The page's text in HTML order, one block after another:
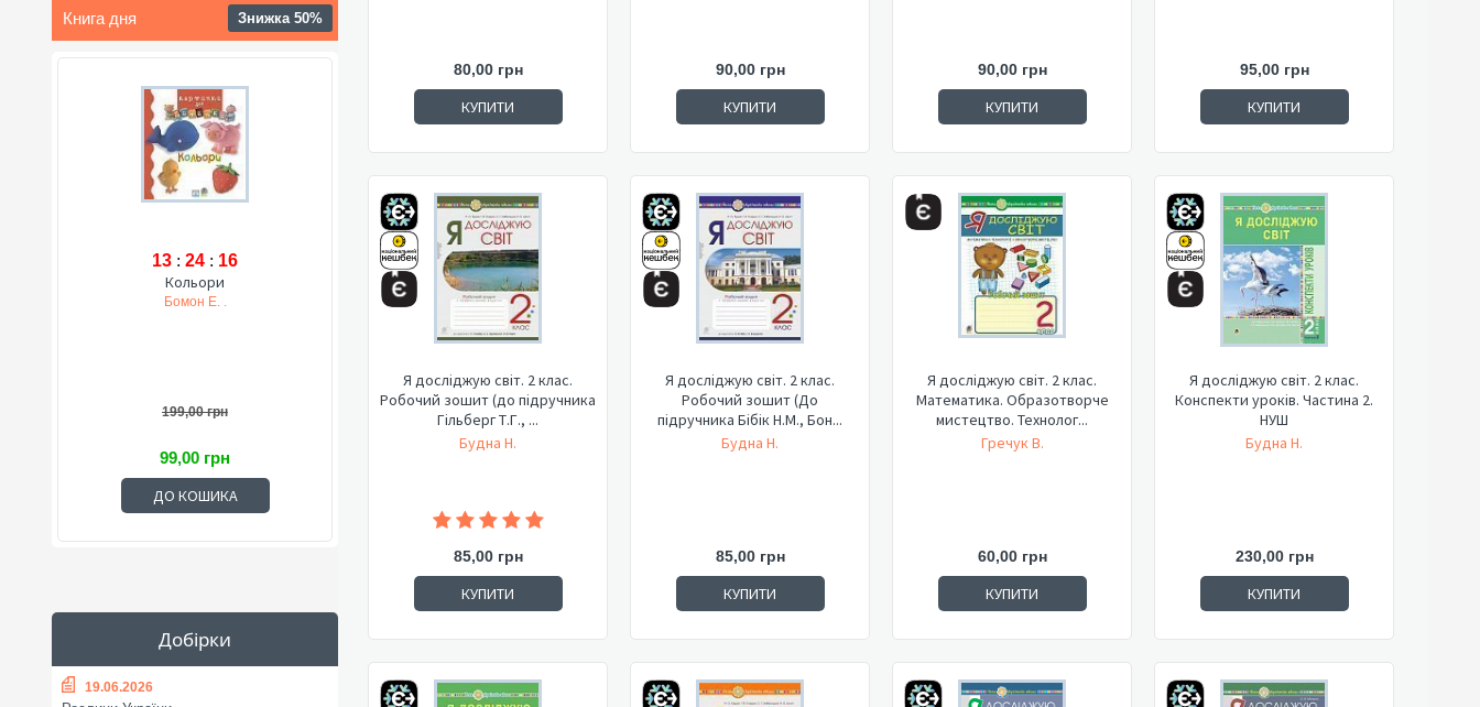
Книга дня Знижка 50%
13 : 24 : 15
Кольори
Бомон Е. .
199,00 грн
99,00 грн
ДО КОШИКА
Добірки
19.06.2026
80,00 грн
КУПИТИ
90,00 грн
КУПИТИ
90,00 грн
КУПИТИ
95,00 грн
КУПИТИ
Я досліджую світ. 2 клас.
Робочий зошит (до підручника
Гільберг Т.Г., ...
Будна Н.
85,00 грн
КУПИТИ
Я досліджую світ. 2 клас.
Робочий зошит (До
підручника Бібік Н.М., Бон...
Будна Н.
85,00 грн
КУПИТИ
Я досліджую світ. 2 клас.
Математика. Образотворче
мистецтво. Технолог...
Гречук В.
60,00 грн
КУПИТИ
Я досліджую світ. 2 клас.
Конспекти уроків. Частина 2.
НУШ
Будна Н.
230,00 грн
КУПИТИ